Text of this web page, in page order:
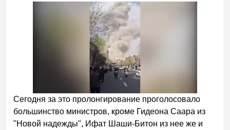
Сегодня за это пролонгирование проголосовало
большинство министров, кроме Гидеона Саара из
"Новой надежды", Ифат Шаши-Битон из нее же и